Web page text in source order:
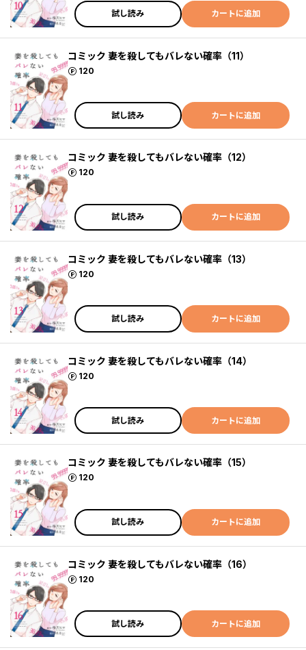
試し読み カートに追加
コミック 妻を殺してもバレない確率（11）
120
ポイント
試し読み カートに追加
コミック 妻を殺してもバレない確率（12）
120
ポイント
試し読み カートに追加
コミック 妻を殺してもバレない確率（13）
120
ポイント
試し読み カートに追加
コミック 妻を殺してもバレない確率（14）
120
ポイント
試し読み カートに追加
コミック 妻を殺してもバレない確率（15）
120
ポイント
試し読み カートに追加
コミック 妻を殺してもバレない確率（16）
120
ポイント
試し読み カートに追加